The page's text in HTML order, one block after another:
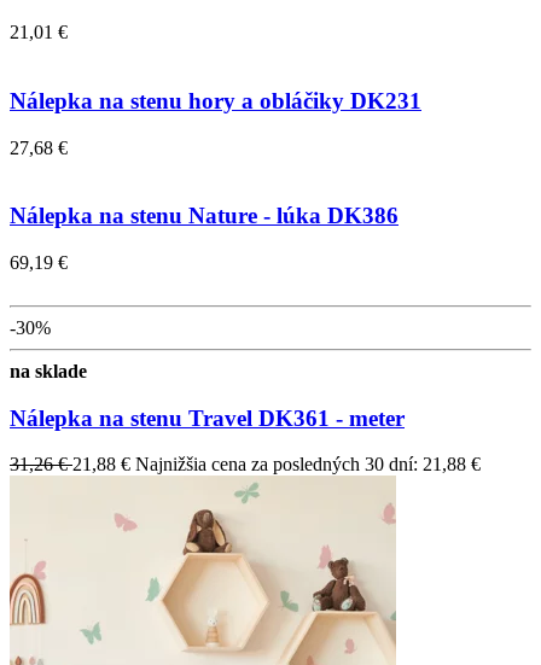
21,01 €
Nálepka na stenu hory a obláčiky DK231
27,68 €
Nálepka na stenu Nature - lúka DK386
69,19 €
-30%
na sklade
Nálepka na stenu Travel DK361 - meter
31,26 €21,88 € Najnižšia cena za posledných 30 dní: 21,88 €